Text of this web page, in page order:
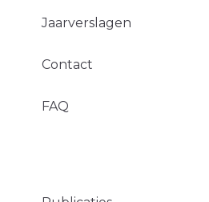
Jaarverslagen
Contact
FAQ